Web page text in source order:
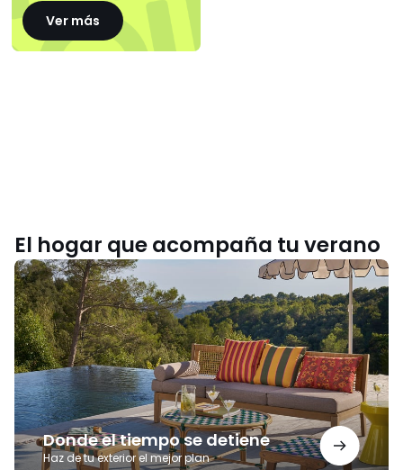
Ver más
El hogar que acompaña tu verano
Donde el tiempo se detiene
Haz de tu exterior el mejor plan
Donde
el
tiempo
se
detiene